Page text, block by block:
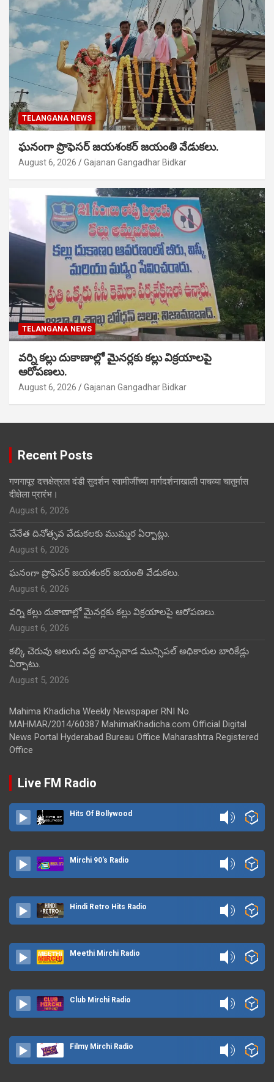
TELANGANA NEWS
ఘనంగా ప్రొఫెసర్ జయశంకర్ జయంతి వేడుకలు.
August 6, 2026 Gajanan Gangadhar Bidkar
TELANGANA NEWS
వర్ని కల్లు దుకాణాల్లో మైనర్లకు కల్లు విక్రయాలపై
ఆరోపణలు.
August 6, 2026 Gajanan Gangadhar Bidkar
Recent Posts
गणगापूर दत्तक्षेत्रात दंडी सुदर्शन स्वामीजींच्या मार्गदर्शनाखाली पाचव्या चातुर्मास
दीक्षेला प्रारंभ।
August 6, 2026
చేనేత దినోత్సవ వేడుకలకు ముమ్మర ఏర్పాట్లు.
August 6, 2026
ఘనంగా ప్రొఫెసర్ జయశంకర్ జయంతి వేడుకలు.
August 6, 2026
వర్ని కల్లు దుకాణాల్లో మైనర్లకు కల్లు విక్రయాలపై ఆరోపణలు.
August 6, 2026
కల్కి చెరువు అలుగు వద్ద బాన్సువాడ మున్సిపల్ అధికారుల బారికేడ్లు
ఏర్పాటు.
August 5, 2026
Mahima Khadicha Weekly Newspaper RNI No.
MAHMAR/2014/60387 MahimaKhadicha.com Official Digital
News Portal Hyderabad Bureau Office Maharashtra Registered
Office
Live FM Radio
Hits Of Bollywood
Mirchi 90's Radio
Hindi Retro Hits Radio
Meethi Mirchi Radio
Club Mirchi Radio
Filmy Mirchi Radio